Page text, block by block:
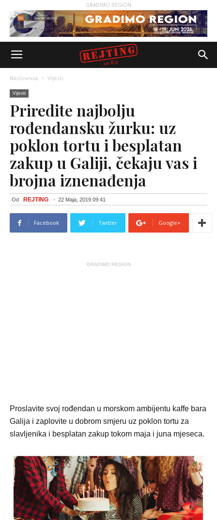
GRADIMO REGION
Naslovnica Vijesti
Vijesti
Priredite najbolju
rođendansku žurku: uz
poklon tortu i besplatan
zakup u Galiji, čekaju vas i
brojna iznenađenja
Od REJTING - 22 Maja, 2019 09:41
Facebook Twitter Google+
GRADIMO REGION
Proslavite svoj rođendan u morskom ambijentu kaffe bara
Galija i zaplovite u dobrom smjeru uz poklon tortu za
slavljenika i besplatan zakup tokom maja i juna mjeseca.